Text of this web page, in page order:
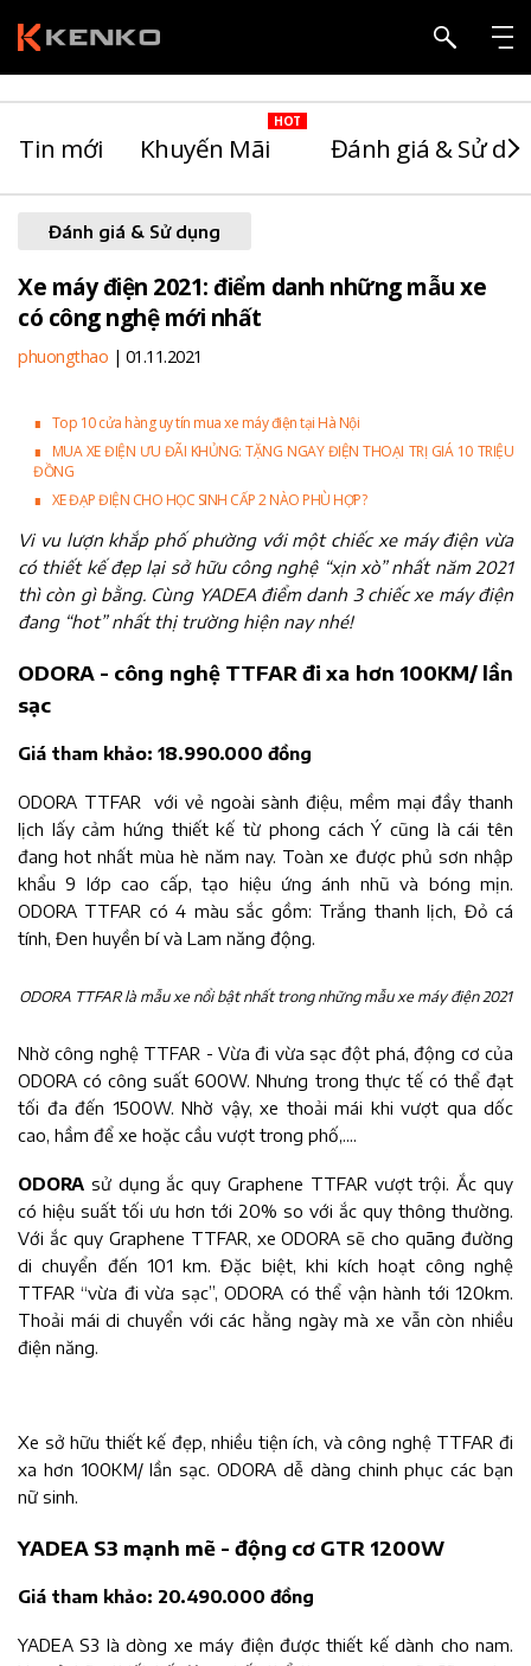
Tin mới Khuyến Mãi Đánh giá & Sử
Đánh giá & Sử dụng
Xe máy điện 2021: điểm danh những mẫu xe
có công nghệ mới nhất
phuongthao | 01.11.2021
∎ Top 10 cửa hàng uy tín mua xe máy điện tại Hà Nội
∎
MUA XE ĐIỆN ƯU ĐÃI KHỦNG: TẶNG NGAY ĐIỆN THOẠI TRỊ GIÁ 10 TRIỆU
ĐỒNG
∎ XE ĐẠP ĐIỆN CHO HỌC SINH CẤP 2 NÀO PHÙ HỢP?
Vi vu lượn khắp phố phường với một chiếc xe máy điện vừa
có thiết kế đẹp lại sở hữu công nghệ “xịn xò” nhất năm 2021
thì còn gì bằng. Cùng YADEA điểm danh 3 chiếc xe máy điện
đang “hot” nhất thị trường hiện nay nhé!
ODORA - công nghệ TTFAR đi xa hơn 100KM/ lần
sạc
Giá tham khảo: 18.990.000 đồng
ODORA TTFAR với vẻ ngoài sành điệu, mềm mại đầy thanh
lịch lấy cảm hứng thiết kế từ phong cách Ý cũng là cái tên
đang hot nhất mùa hè năm nay. Toàn xe được phủ sơn nhập
khẩu 9 lớp cao cấp, tạo hiệu ứng ánh nhũ và bóng mịn.
ODORA TTFAR có 4 màu sắc gồm: Trắng thanh lịch, Đỏ cá
tính, Đen huyền bí và Lam năng động.
ODORA TTFAR là mẫu xe nổi bật nhất trong những mẫu xe máy điện 2021
Nhờ công nghệ TTFAR - Vừa đi vừa sạc đột phá, động cơ của
ODORA có công suất 600W. Nhưng trong thực tế có thể đạt
tối đa đến 1500W. Nhờ vậy, xe thoải mái khi vượt qua dốc
cao, hầm để xe hoặc cầu vượt trong phố,....
ODORA sử dụng ắc quy Graphene TTFAR vượt trội. Ắc quy
có hiệu suất tối ưu hơn tới 20% so với ắc quy thông thường.
Với ắc quy Graphene TTFAR, xe ODORA sẽ cho quãng đường
di chuyển đến 101 km. Đặc biệt, khi kích hoạt công nghệ
TTFAR “vừa đi vừa sạc”, ODORA có thể vận hành tới 120km.
Thoải mái di chuyển với các hằng ngày mà xe vẫn còn nhiều
điện năng.
Xe sở hữu thiết kế đẹp, nhiều tiện ích, và công nghệ TTFAR đi
xa hơn 100KM/ lần sạc. ODORA dễ dàng chinh phục các bạn
nữ sinh.
YADEA S3 mạnh mẽ - động cơ GTR 1200W
Giá tham khảo: 20.490.000 đồng
YADEA S3 là dòng xe máy điện được thiết kế dành cho nam.